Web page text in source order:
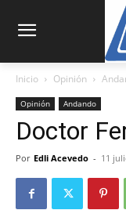
Inicio Opinión
Opinión Andando
Doctor
Por Edli Acevedo - 11